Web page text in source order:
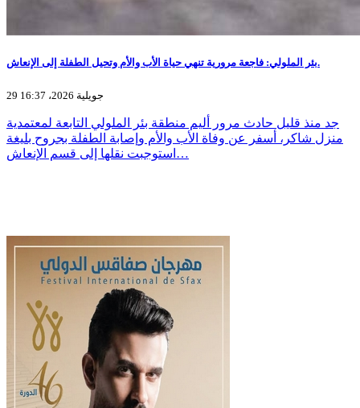
بئر الملولي: فاجعة مرورية تنهي حياة الأب والأم وتحيل الطفلة إلى الإنعاش.
29 جويلية 2026، 16:37
جد منذ قليل حادث مرور أليم منطقة بئر الملولي التابعة لمعتمدية
منزل شاكر، أسفر عن وفاة الأب والأم وإصابة الطفلة بجروح بليغة
استوجبت نقلها إلى قسم الإنعاش…